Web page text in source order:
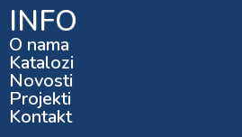
INFO
O nama
Katalozi
Novosti
Projekti
Kontakt